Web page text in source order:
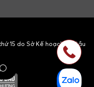
15 do Sở Kế hoạch và Đầu